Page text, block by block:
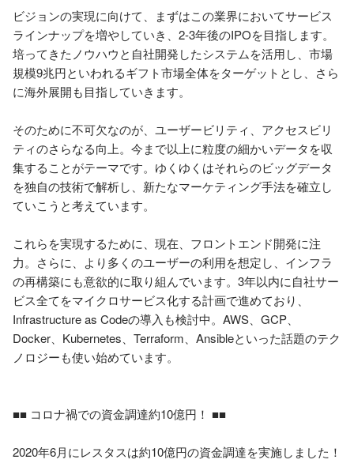
ビジョンの実現に向けて、まずはこの業界においてサービス
ラインナップを増やしていき、2-3年後のIPOを目指します。
培ってきたノウハウと自社開発したシステムを活用し、市場
規模9兆円といわれるギフト市場全体をターゲットとし、さら
に海外展開も目指していきます。
そのために不可欠なのが、ユーザービリティ、アクセスビリ
ティのさらなる向上。今まで以上に粒度の細かいデータを収
集することがテーマです。ゆくゆくはそれらのビッグデータ
を独自の技術で解析し、新たなマーケティング手法を確立し
ていこうと考えています。
これらを実現するために、現在、フロントエンド開発に注
力。さらに、より多くのユーザーの利用を想定し、インフラ
の再構築にも意欲的に取り組んでいます。3年以内に自社サー
ビス全てをマイクロサービス化する計画で進めており、
Infrastructure as Codeの導入も検討中。AWS、GCP、
Docker、Kubernetes、Terraform、Ansibleといった話題のテク
ノロジーも使い始めています。
■■ コロナ禍での資金調達約10億円！ ■■
2020年6月にレスタスは約10億円の資金調達を実施しました！